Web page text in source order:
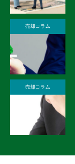
売却コラム
売却コラム